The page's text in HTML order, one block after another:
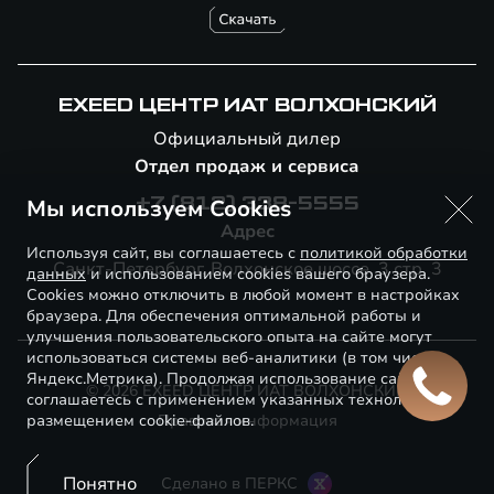
EXEED ЦЕНТР ИАТ ВОЛХОНСКИЙ
Официальный дилер
Отдел продаж и сервиса
+7 (812) 338-5555
Адрес
Санкт-Петербург, Волхонское шоссе, 3 стр. 3
© 2026 EXEED ЦЕНТР ИАТ ВОЛХОНСКИЙ
Правовая информация
Сделано в ПЕРКС
Мы используем Cookies
Используя сайт, вы соглашаетесь с политикой обработки
данныхи использованием cookies вашего браузера.
Cookies можно отключить в любой момент в настройках
браузера. Для обеспечения оптимальной работы и
улучшения пользовательского опыта на сайте могут
использоваться системы веб-аналитики (в том числе
Яндекс.Метрика). Продолжая использование сайта, Вы
соглашаетесь с применением указанных технологий и
размещением cookie-файлов.
Понятно